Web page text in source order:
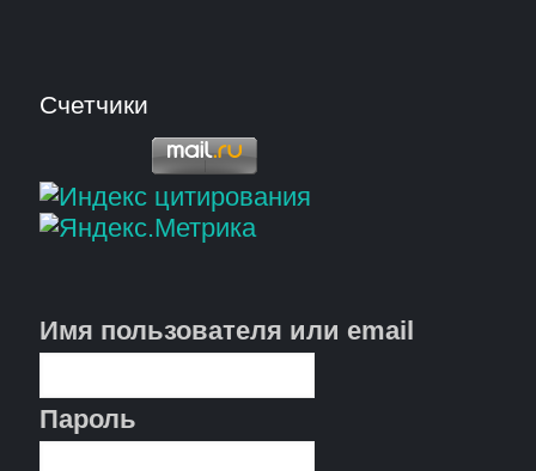
Счетчики
Имя пользователя или email
Пароль